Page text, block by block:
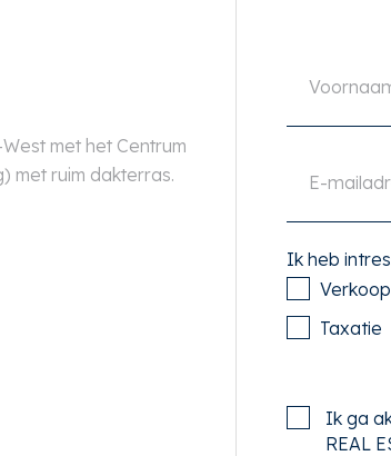
met het Centrum
met ruim dakterras.
Ik heb
Verkoop
Taxatie
Ik ga
REAL